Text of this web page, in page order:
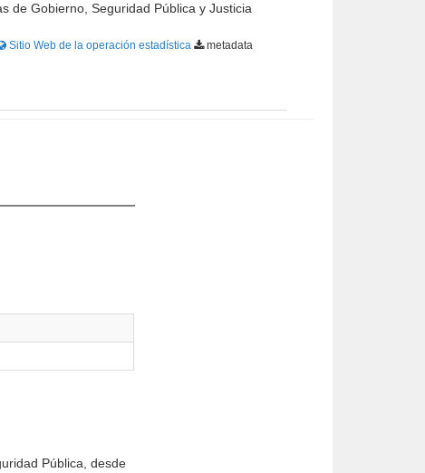
de Gobierno, Seguridad Pública y Justicia
Sitio Web de la operación estadística
metadata
Pública, desde